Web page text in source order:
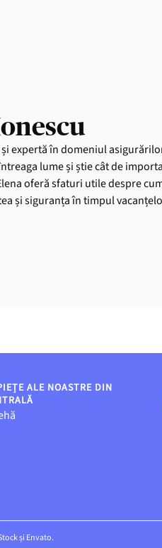
expertă în domeniul
lume și știe cât de
oferă sfaturi utile despre
și siguranța în timpul
ALE NOASTRE DIN
și Envato.